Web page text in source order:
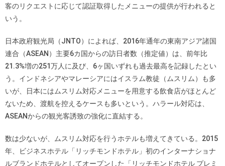
客のリクエストに応じて認証取得したメニューの提供が行われると
いう。
日本政府観光局（JNTO）によれば、2016年通年の東南アジア諸国
連合（ASEAN）主要6カ国からの訪日者数（推定値）は、前年比
21.3%増の251万人に及び、6ヶ国いずれも過去最高を記録したとい
う。インドネシアやマレーシアにはイスラム教徒（ムスリム）も多
いが、日本にはムスリム対応メニューを用意する飲食店がほとんど
ないため、渡航を控えるケースも多いという。ハラール対応は、
ASEANからの観光客誘致の強化に直結する。
数は少ないが、ムスリム対応を行うホテルも増えてきている。2015
年、ビジネスホテル「リッチモンドホテル」初のインターナショナ
ルブランドホテルとしてオープンした「リッチモンドホテル プレミ